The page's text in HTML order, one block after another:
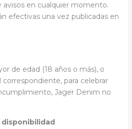
avisos en cualquier momento.
efectivas una vez publicadas en
de edad (18 años o más), o
para celebrar
Jager Denim no